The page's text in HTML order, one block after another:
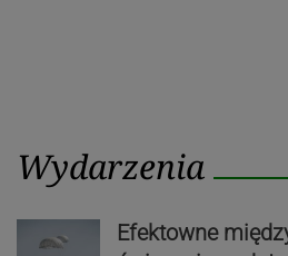
Wydarzenia
Efektowne